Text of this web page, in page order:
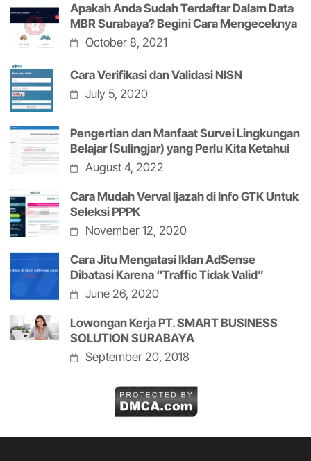
Apakah Anda Sudah Terdaftar Dalam Data
MBR Surabaya? Begini Cara Mengeceknya
October 8, 2021
Cara Verifikasi dan Validasi NISN
July 5, 2020
Pengertian dan Manfaat Survei Lingkungan
Belajar (Sulingjar) yang Perlu Kita Ketahui
August 4, 2022
Cara Mudah Verval Ijazah di Info GTK Untuk
Seleksi PPPK
November 12, 2020
Cara Jitu Mengatasi Iklan AdSense
Dibatasi Karena “Traffic Tidak Valid”
June 26, 2020
Lowongan Kerja PT. SMART BUSINESS
SOLUTION SURABAYA
September 20, 2018